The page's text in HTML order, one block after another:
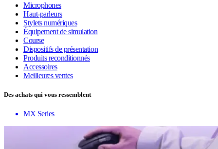
Microphones
Haut-parleurs
Stylets numériques
Équipement de simulation
Course
Dispositifs de présentation
Produits reconditionnés
Accessoires
Meilleures ventes
Des achats qui vous ressemblent
MX Series